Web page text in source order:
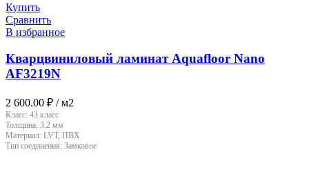
Купить
Сравнить
В избранное
Кварцвиниловый ламинат Aquafloor Nano
AF3219N
2 600.00 ₽ / м2
Класс: 43 класс
Толщина: 3.2 мм
Материал: LVT, ПВХ
Тип соединения: Замковое